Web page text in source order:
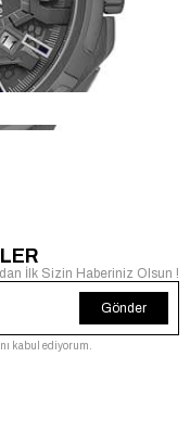
İlk Sizin Haberiniz Olsun !
Gönder
kabul ediyorum.